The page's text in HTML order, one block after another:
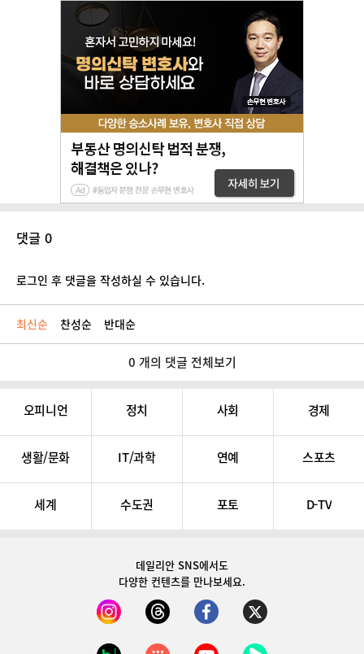
댓글 0
로그인 후 댓글을 작성하실 수 있습니다.
최신순 찬성순 반대순
0 개의 댓글 전체보기
오피니언 정치 사회 경제
생활/문화 IT/과학 연예 스포츠
세계 수도권 포토 D-TV
데일리안 SNS에서도
다양한 컨텐츠를 만나보세요.